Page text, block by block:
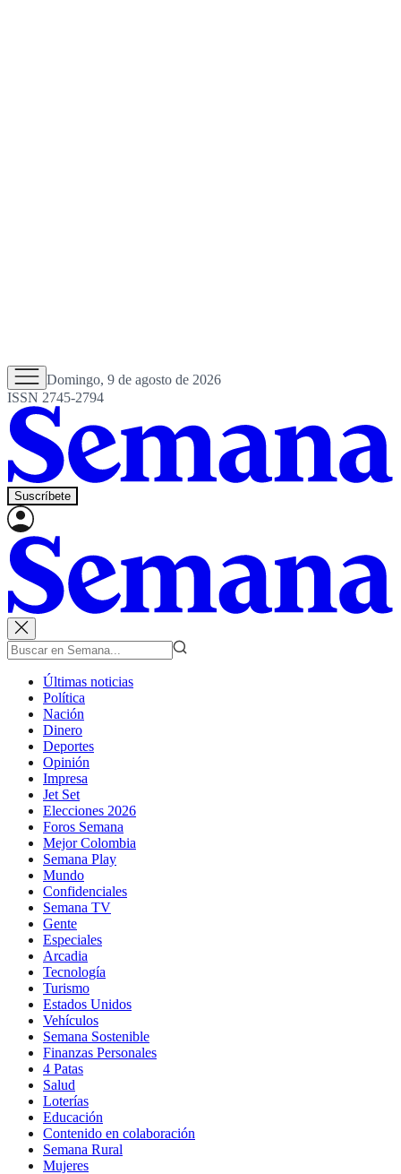
Domingo, 9 de agosto de 2026
ISSN 2745-2794
Suscríbete
Últimas noticias
Política
Nación
Dinero
Deportes
Opinión
Impresa
Jet Set
Elecciones 2026
Foros Semana
Mejor Colombia
Semana Play
Mundo
Confidenciales
Semana TV
Gente
Especiales
Arcadia
Tecnología
Turismo
Estados Unidos
Vehículos
Semana Sostenible
Finanzas Personales
4 Patas
Salud
Loterías
Educación
Contenido en colaboración
Semana Rural
Mujeres